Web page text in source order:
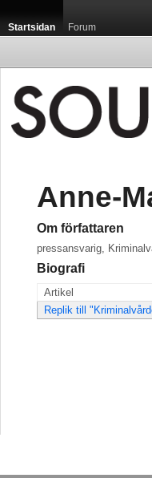
Startsidan Forum
Anne-
Om författaren
pressansvarig,
Biografi
Artikel
Replik till